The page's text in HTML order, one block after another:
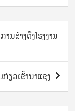
ນສ້າງຕັ້ງໂຮງງານ
ຽວເຂົ້ານາແຊງ